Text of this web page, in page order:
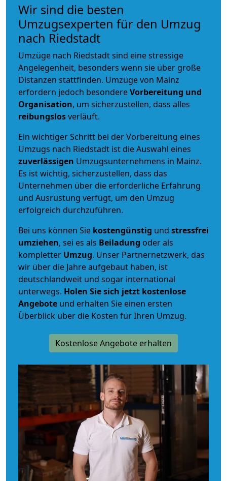
Wir sind die besten
Umzugsexperten für den Umzug
nach Riedstadt
Umzüge nach Riedstadt sind eine stressige
Angelegenheit, besonders wenn sie über große
Distanzen stattfinden. Umzüge von Mainz
erfordern jedoch besondereVorbereitung und
Organisation, um sicherzustellen, dass alles
reibungslosverläuft.
Ein wichtiger Schritt bei der Vorbereitung eines
Umzugs nach Riedstadt ist die Auswahl eines
zuverlässigen Umzugsunternehmens in Mainz.
Es ist wichtig, sicherzustellen, dass das
Unternehmen über die erforderliche Erfahrung
und Ausrüstung verfügt, um den Umzug
erfolgreich durchzuführen.
Bei uns können Sie kostengünstig und stressfrei
umziehen, sei es als Beiladung oder als
kompletter Umzug. Unser Partnernetzwerk, das
wir über die Jahre aufgebaut haben, ist
deutschlandweit und sogar international
unterwegs. Holen Sie sich jetzt kostenlose
Angebote und erhalten Sie einen ersten
Überblick über die Kosten für Ihren Umzug.
Kostenlose Angebote erhalten